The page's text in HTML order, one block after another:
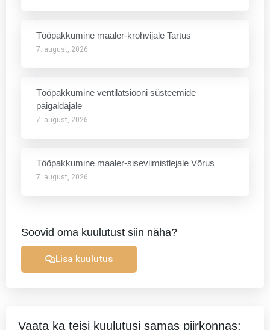
Tööpakkumine maaler-krohvijale Tartus
7. august, 2026
Tööpakkumine ventilatsiooni süsteemide
paigaldajale
7. august, 2026
Tööpakkumine maaler-siseviimistlejale Võrus
7. august, 2026
Soovid oma kuulutust siin näha?
Lisa kuulutus
Vaata ka teisi kuulutusi samas piirkonnas: